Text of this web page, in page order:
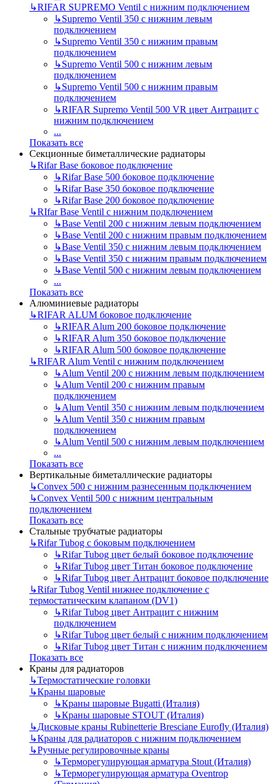
↳RIFAR SUPREMO Ventil с нижним подключением
↳Supremo Ventil 350 с нижним левым
подключением
↳Supremo Ventil 350 с нижним правым
подключением
↳Supremo Ventil 500 с нижним левым
подключением
↳Supremo Ventil 500 с нижним правым
подключением
↳RIFAR Supremo Ventil 500 VR цвет Антрацит с
нижним подключением
...
Показать все
Секционные биметаллические радиаторы
↳Rifar Base боковое подключение
↳Rifar Base 500 боковое подключение
↳Rifar Base 350 боковое подключение
↳Rifar Base 200 боковое подключение
↳RIfar Base Ventil с нижним подключением
↳Base Ventil 200 с нижним левым подключением
↳Base Ventil 200 с нижним правым подключением
↳Base Ventil 350 с нижним левым подключением
↳Base Ventil 350 с нижним правым подключением
↳Base Ventil 500 с нижним левым подключением
...
Показать все
Алюминиевые радиаторы
↳RIFAR ALUM боковое подключение
↳RIFAR Alum 200 боковое подключение
↳RIFAR Alum 350 боковое подключение
↳RIFAR Alum 500 боковое подключение
↳RIFAR Alum Ventil с нижним подключением
↳Alum Ventil 200 с нижним левым подключением
↳Alum Ventil 200 с нижним правым
подключением
↳Alum Ventil 350 с нижним левым подключением
↳Alum Ventil 350 с нижним правым
подключением
↳Alum Ventil 500 с нижним левым подключением
...
Показать все
Вертикальные биметаллические радиаторы
↳Convex 500 с нижним разнесенным подключением
↳Convex Ventil 500 с нижним центральным
подключением
Показать все
Стальные трубчатые радиаторы
↳Rifar Tubog с боковым подключением
↳Rifar Tubog цвет белый боковое подключение
↳Rifar Tubog цвет Титан боковое подключение
↳Rifar Tubog цвет Антрацит боковое подключение
↳Rifar Tubog Ventil нижнее подключение с
термостатическим клапаном (DV1)
↳Rifar Tubog цвет Антрацит с нижним
подключением
↳Rifar Tubog цвет белый с нижним подключением
↳Rifar Tubog цвет Титан с нижним подключением
Показать все
Краны для радиаторов
↳Термостатические головки
↳Краны шаровые
↳Краны шаровые Bugatti (Италия)
↳Краны шаровые STOUT (Италия)
↳Дисковые краны Rubinetterie Bresciane Eurofly (Италия)
↳Краны для радиаторов с нижним подключением
↳Ручные регулировочные краны
↳Терморегулирующая арматура Stout (Италия)
↳Терморегулирующая арматура Oventrop